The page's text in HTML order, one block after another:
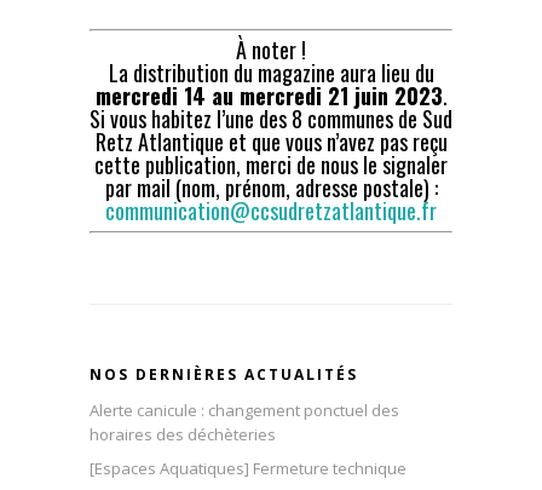
À noter !
La distribution du magazine aura lieu du
mercredi 14 au mercredi 21 juin 2023.
Si vous habitez l’une des 8 communes de Sud
Retz Atlantique et que vous n’avez pas reçu
cette publication, merci de nous le signaler
par mail (nom, prénom, adresse postale) :
communication@ccsudretzatlantique.fr
NOS DERNIÈRES ACTUALITÉS
Alerte canicule : changement ponctuel des
horaires des déchèteries
[Espaces Aquatiques] Fermeture technique